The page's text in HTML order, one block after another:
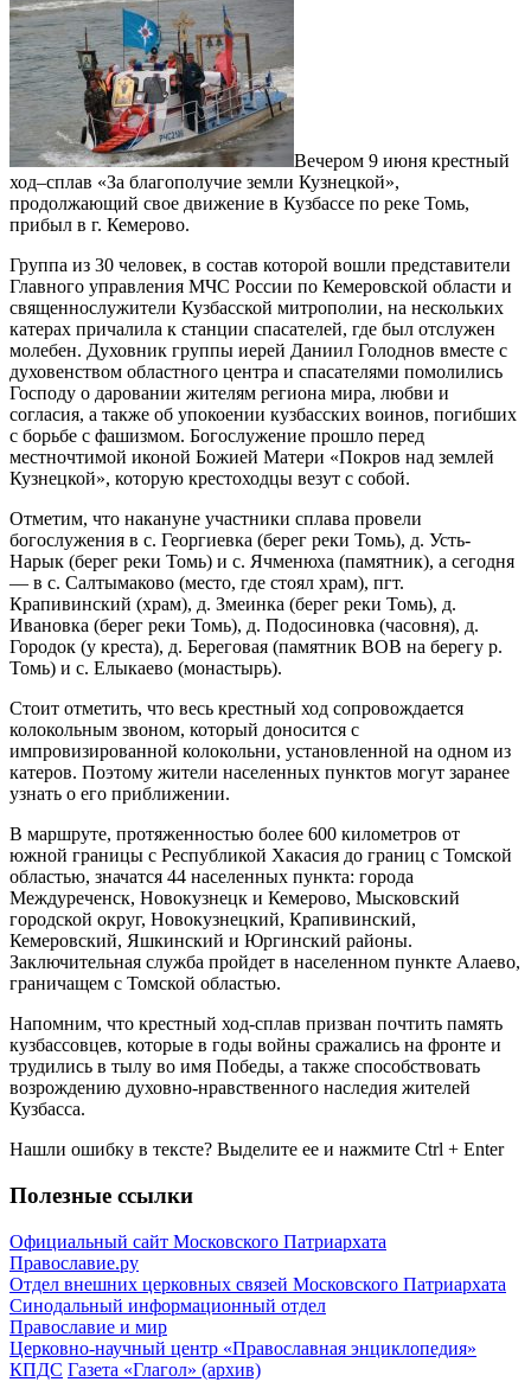
Вечером 9 июня крестный
ход–сплав «За благополучие земли Кузнецкой»,
продолжающий свое движение в Кузбассе по реке Томь,
прибыл в г. Кемерово.
Группа из 30 человек, в состав которой вошли представители
Главного управления МЧС России по Кемеровской области и
священнослужители Кузбасской митрополии, на нескольких
катерах причалила к станции спасателей, где был отслужен
молебен. Духовник группы иерей Даниил Голоднов вместе с
духовенством областного центра и спасателями помолились
Господу о даровании жителям региона мира, любви и
согласия, а также об упокоении кузбасских воинов, погибших
с борьбе с фашизмом. Богослужение прошло перед
местночтимой иконой Божией Матери «Покров над землей
Кузнецкой», которую крестоходцы везут с собой.
Отметим, что накануне участники сплава провели
богослужения в с. Георгиевка (берег реки Томь), д. Усть-
Нарык (берег реки Томь) и с. Ячменюха (памятник), а сегодня
— в с. Салтымаково (место, где стоял храм), пгт.
Крапивинский (храм), д. Змеинка (берег реки Томь), д.
Ивановка (берег реки Томь), д. Подосиновка (часовня), д.
Городок (у креста), д. Береговая (памятник ВОВ на берегу р.
Томь) и с. Елыкаево (монастырь).
Стоит отметить, что весь крестный ход сопровождается
колокольным звоном, который доносится с
импровизированной колокольни, установленной на одном из
катеров. Поэтому жители населенных пунктов могут заранее
узнать о его приближении.
В маршруте, протяженностью более 600 километров от
южной границы с Республикой Хакасия до границ с Томской
областью, значатся 44 населенных пункта: города
Междуреченск, Новокузнецк и Кемерово, Мысковский
городской округ, Новокузнецкий, Крапивинский,
Кемеровский, Яшкинский и Юргинский районы.
Заключительная служба пройдет в населенном пункте Алаево,
граничащем с Томской областью.
Напомним, что крестный ход-сплав призван почтить память
кузбассовцев, которые в годы войны сражались на фронте и
трудились в тылу во имя Победы, а также способствовать
возрождению духовно-нравственного наследия жителей
Кузбасса.
Нашли ошибку в тексте? Выделите ее и нажмите Ctrl + Enter
Полезные ссылки
Официальный сайт Московского Патриархата
Православие.ру
Отдел внешних церковных связей Московского Патриархата
Синодальный информационный отдел
Православие и мир
Церковно-научный центр «Православная энциклопедия»
КПДС Газета «Глагол» (архив)